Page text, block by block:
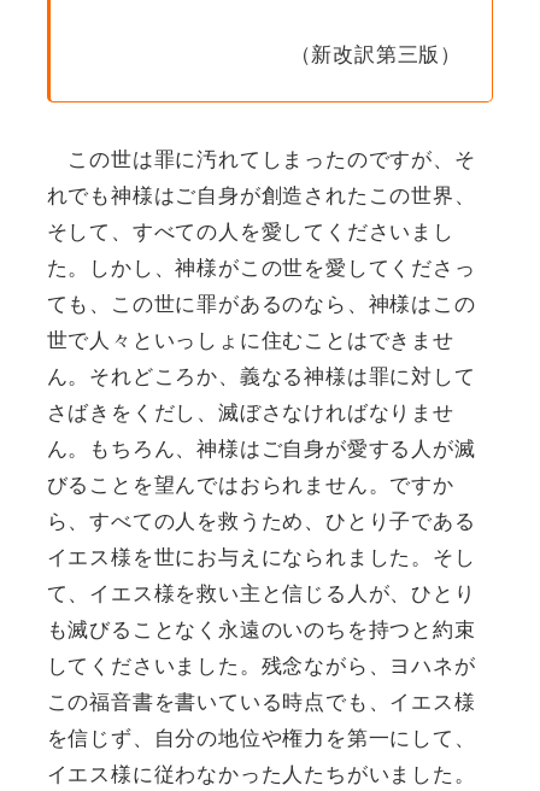
（新改訳第三版）
この世は罪に汚れてしまったのですが、そ
れでも神様はご自身が創造されたこの世界、
そして、すべての人を愛してくださいまし
た。しかし、神様がこの世を愛してくださっ
ても、この世に罪があるのなら、神様はこの
世で人々といっしょに住むことはできませ
ん。それどころか、義なる神様は罪に対して
さばきをくだし、滅ぼさなければなりませ
ん。もちろん、神様はご自身が愛する人が滅
びることを望んではおられません。ですか
ら、すべての人を救うため、ひとり子である
イエス様を世にお与えになられました。そし
て、イエス様を救い主と信じる人が、ひとり
も滅びることなく永遠のいのちを持つと約束
してくださいました。残念ながら、ヨハネが
この福音書を書いている時点でも、イエス様
を信じず、自分の地位や権力を第一にして、
イエス様に従わなかった人たちがいました。